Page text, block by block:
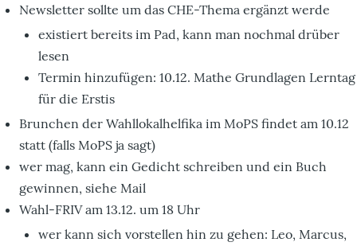
Newsletter sollte um das CHE-Thema ergänzt werde
existiert bereits im Pad, kann man nochmal drüber
lesen
Termin hinzufügen: 10.12. Mathe Grundlagen Lerntag
für die Erstis
Brunchen der Wahllokalhelfika im MoPS findet am 10.12
statt (falls MoPS ja sagt)
wer mag, kann ein Gedicht schreiben und ein Buch
gewinnen, siehe Mail
Wahl-FRIV am 13.12. um 18 Uhr
wer kann sich vorstellen hin zu gehen: Leo, Marcus,